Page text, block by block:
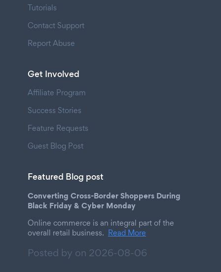
Tutorials
Contact Support
Report Abuse
Get Involved
Affiliate Program
Success Stories
Feature Requests
Guest Blog Post
Featured Blog post
Converting Cross-Border Shoppers During
Black Friday & Cyber Monday
Online commerce is an integral part of the
overall retail business. Read More
Posted by on 2026-08-06